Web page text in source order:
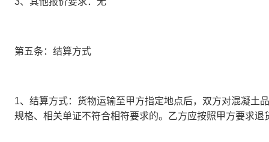
第五条：结算方式
1、 结算方式：货物运输至甲方指定地点后，双方对混凝土
规格、相关单证不符合相符要求的。乙方应按照甲方要求